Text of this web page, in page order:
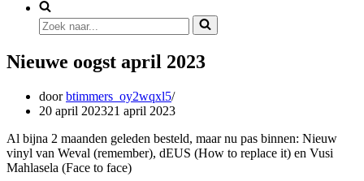
Zoek
naar...
Nieuwe oogst april 2023
doorbtimmers_oy2wqxl5
20 april 202321 april 2023
Al bijna 2 maanden geleden besteld, maar nu pas binnen: Nieuw
vinyl van Weval (remember), dEUS (How to replace it) en Vusi
Mahlasela (Face to face)